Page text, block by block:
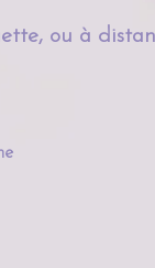
ou à